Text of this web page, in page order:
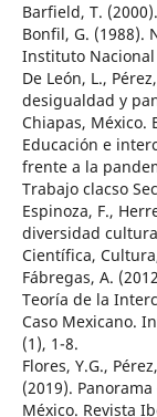
Barfield, T.
Bonfil, G. (1988).
Instituto
De León, L.,
desigualdad y
Chiapas, México.
Educación e
frente a la
Trabajo clacso
Espinoza, F.,
diversidad
Científica,
Fábregas, A.
Teoría de la
Caso Mexicano.
(1), 1-8.
Flores, Y.G.,
(2019).
México. Revista